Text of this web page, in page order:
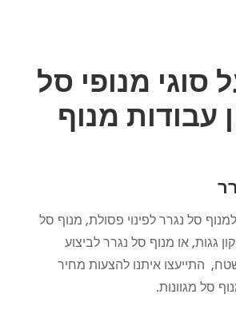
סוגי מנופי סל
עבודות מנוף
סל נגרר לפינוי פסולת, מנוף סל
גגות, או מנוף סל נגרר לביצוע
התייעצו איתנו להצעות מחיר
סל מגוונות.